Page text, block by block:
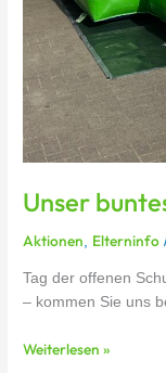
Unser
Aktionen, Elterninfo
Tag der offenen
– kommen Sie uns
Weiterlesen »